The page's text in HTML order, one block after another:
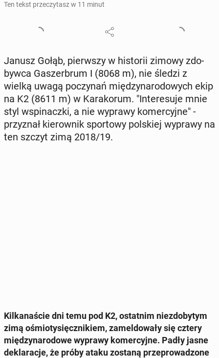
Ten tekst przeczytasz w 11 minut
Janusz Gołąb, pierw­szy w hi­sto­rii zimowy zdo­
byw­ca Ga­szer­brum I (8068 m), nie śledzi z
wielką uwagą po­czy­nań mię­dzy­na­ro­do­wych ekip
na K2 (8611 m) w Ka­ra­ko­rum. "In­te­re­su­je mnie
styl wspi­nacz­ki, a nie wyprawy ko­mer­cyj­ne" -
przy­znał kie­row­nik spor­to­wy pol­skiej wyprawy na
ten szczyt zimą 2018/19.
Kil­ka­na­ście dni temu pod K2, ostat­nim nie­zdo­by­tym
zimą ośmio­ty­sięcz­ni­kiem, za­mel­do­wa­ły się cztery
mię­dzy­na­ro­do­we wyprawy ko­mer­cyj­ne. Padły jasne
de­kla­ra­cje, że próby ataku zostaną prze­pro­wa­dzo­ne